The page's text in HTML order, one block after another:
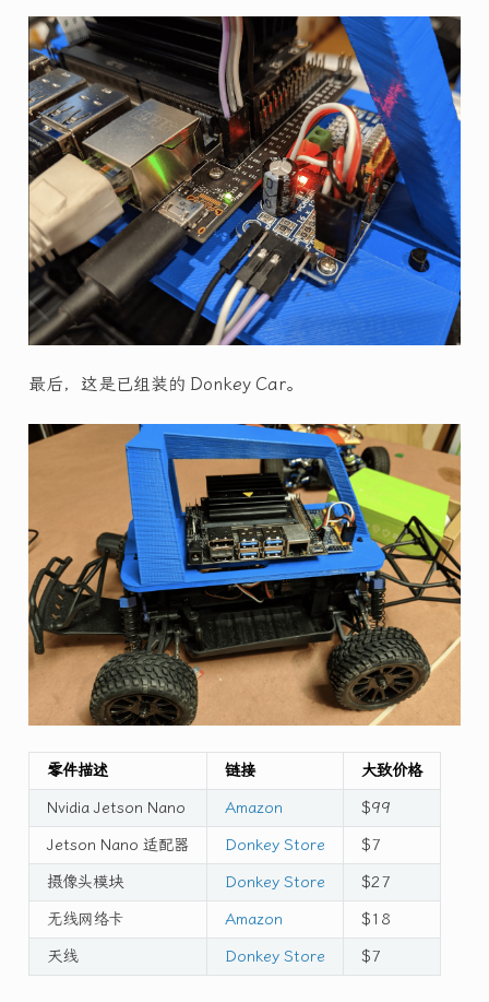
最后，这是已组装的 Donkey Car。
零件描述 链接
大致价格
Nvidia Jetson Nano
Amazon
$99
Jetson Nano 适配器
Donkey Store
$7
摄像头模块
Donkey Store
$27
无线网络卡
Amazon
$18
天线
Donkey Store $7